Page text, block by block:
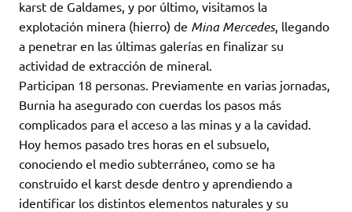
karst de Galdames, y por último, visitamos la
explotación minera (hierro) de Mina Mercedes, llegando
a penetrar en las últimas galerías en finalizar su
actividad de extracción de mineral.
Participan 18 personas. Previamente en varias jornadas,
Burnia ha asegurado con cuerdas los pasos más
complicados para el acceso a las minas y a la cavidad.
Hoy hemos pasado tres horas en el subsuelo,
conociendo el medio subterráneo, como se ha
construido el karst desde dentro y aprendiendo a
identificar los distintos elementos naturales y su